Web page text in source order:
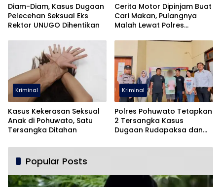
Diam-Diam, Kasus Dugaan
Pelecehan Seksual Eks
Rektor UNUGO Dihentikan
Cerita Motor Dipinjam Buat
Cari Makan, Pulangnya
Malah Lewat Polres
Kriminal
Kasus Kekerasan Seksual
Anak di Pohuwato, Satu
Tersangka Ditahan
Kriminal
Polres Pohuwato Tetapkan
2 Tersangka Kasus
Dugaan Rudapaksa dan
Popular Posts